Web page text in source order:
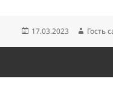
Опубликовано
17.03.2023 Автор
Гость